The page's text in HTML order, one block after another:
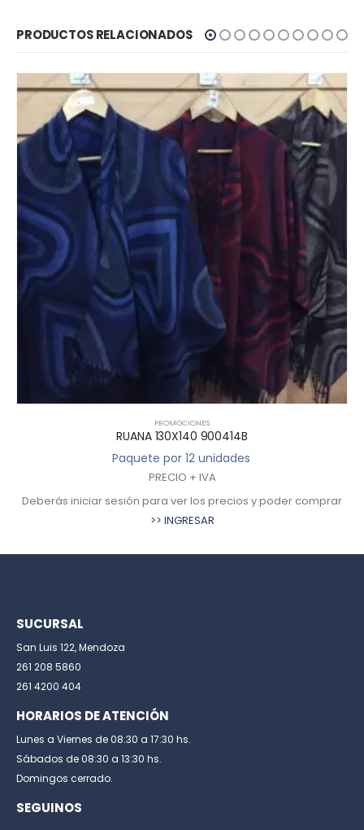
PRODUCTOS RELACIONADOS
PROMOCIONES
RUANA 130X140 900414G
Paquete por 12 unidades
PRECIO + IVA
Deberás iniciar sesión para ver los precios y poder comprar
>> INGRESAR
SUCURSAL
San Luis 122, Mendoza
261 208 5860
261 4200 404
HORARIOS DE ATENCIÓN
Lunes a Viernes de 08:30 a 17:30 hs.
Sábados de 08:30 a 13:30 hs.
Domingos cerrado.
SEGUINOS